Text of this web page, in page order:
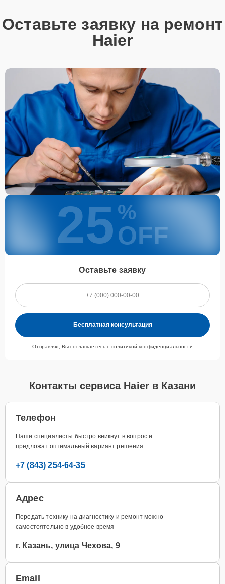
Оставьте заявку на ремонт
Haier
25 %
OFF
Оставьте заявку
Бесплатная консультация
Отправляя, Вы соглашаетесь с политикой конфиденциальности
Контакты сервиса Haier в Казани
Телефон
Наши специалисты быстро вникнут в вопрос и
предложат оптимальный вариант решения
+7 (843) 254-64-35
Адрес
Передать технику на диагностику и ремонт можно
самостоятельно в удобное время
г. Казань, улица Чехова, 9
Email